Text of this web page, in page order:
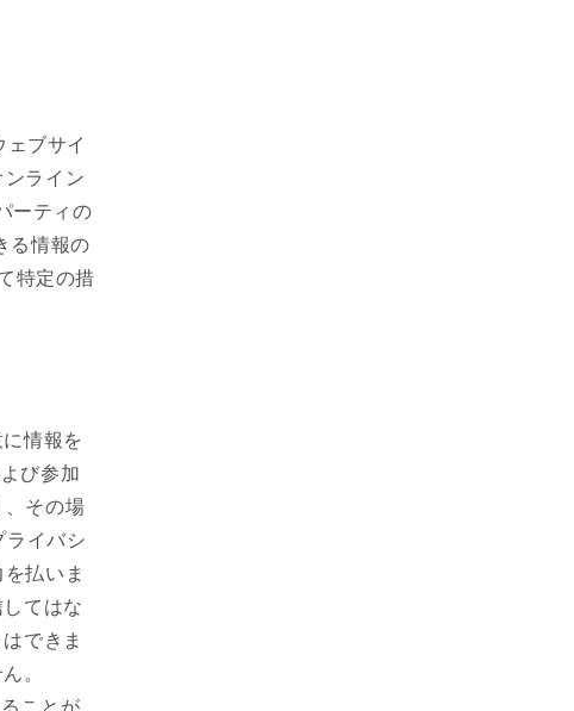
ブサイ
ライン
ーティの
る情報の
特定の措
情報を
び参加
その場
イバシ
払いま
てはな
できま
。